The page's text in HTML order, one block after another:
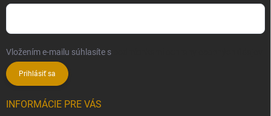
Vložením e-mailu súhlasíte s
Prihlásiť sa
INFORMÁCIE PRE VÁS